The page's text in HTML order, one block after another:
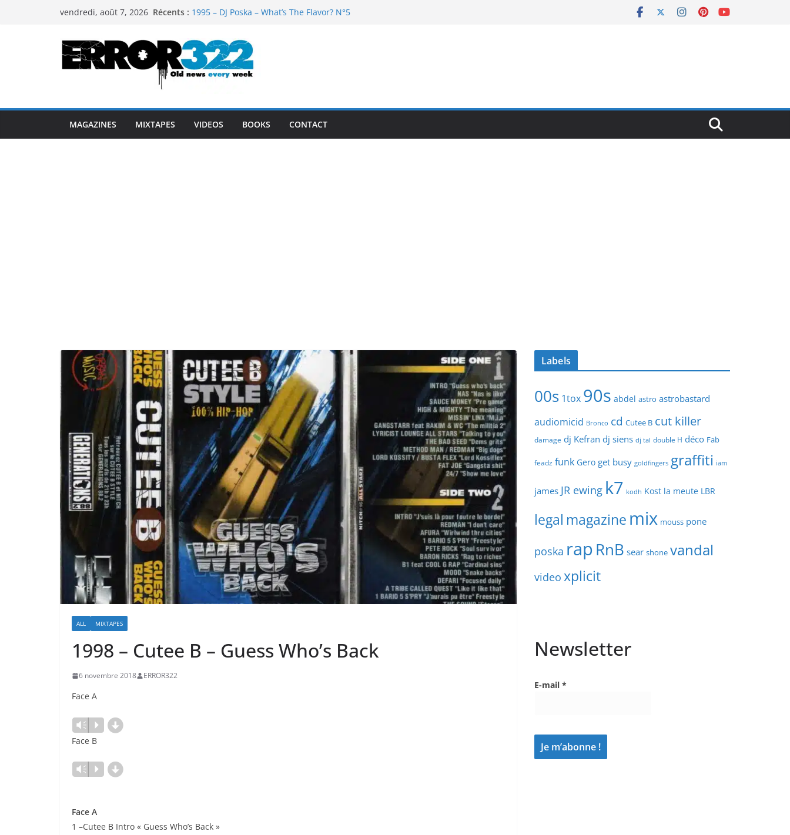
vendredi, août 7, 2026 Récents : 1995 – DJ Poska – What’s The Flavor? N°5
1995 – Dj Poska – What’s the flavor N°11
1995 – DJ Poska – What’s The Flavor? Vol. 6
MAGAZINES MIXTAPES VIDEOS BOOKS CONTACT
ALL MIXTAPES
1998 – Cutee B – Guess Who’s Back
6 novembre 2018 ERROR322
Face A
Lecteur
audio
Vm P d
Face B
Lecteur
Vm P d
Face A
1 –Cutee B Intro « Guess Who’s Back »
Labels
00s 1tox 90s abdel astro astrobastard
audiomicid Bronco cd Cutee B cut killer
damage dj Kefran dj siens dj tal double H déco Fab
feadz funk Gero get busy goldfingers graffiti iam
james JR ewing k7 kodh Kost la meute LBR
legal magazine mix mouss pone
poska rap RnB sear shone vandal
video xplicit
Newsletter
E-mail *